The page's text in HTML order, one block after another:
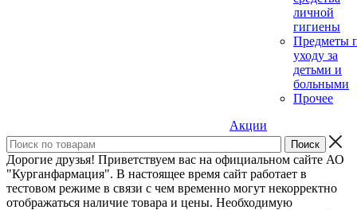
личной
гигиены
Предметы
уходу за
детьми и
больными
Прочее
Акции
Дорогие друзья! Приветствуем вас на официальном сайте АО
"Курганфармация". В настоящее время сайт работает в
тестовом режиме в связи с чем временно могут некорректно
отображаться наличие товара и цены. Необходимую